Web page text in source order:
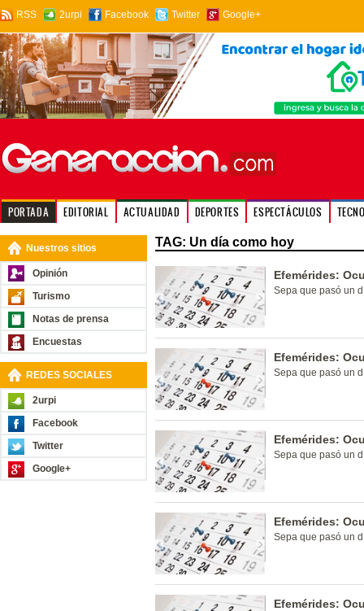
RSS 2urpi Facebook Twitter Google+
PORTADA EDITORIAL ACTUALIDAD DEPORTES ESPECTÁCULOS
Nuestros sitios
Opinión
Turismo
Notas de prensa
Encuestas
REDES SOCIALES
2urpi
Facebook
Twitter
Google+
TAG: Un día como hoy
Efemérides:
Sepa que pasó un
Efemérides:
Sepa que pasó un
Efemérides:
Sepa que pasó un
Efemérides:
Sepa que pasó un
Efemérides: